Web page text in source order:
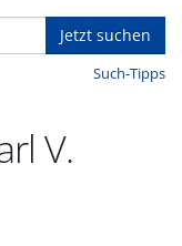
Jetzt suchen
Such-Tipps
V.